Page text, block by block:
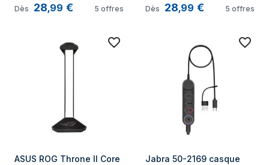
pour casque /oreillettes
Dès 28,99 € 5 offres
pour casque /oreillettes
Dès 28,99 € 5 offres
ASUS ROG Throne II Core
Jabra 50-2169 casque